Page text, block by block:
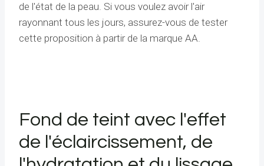
de l'état de la peau. Si vous voulez avoir l'air
rayonnant tous les jours, assurez-vous de tester
cette proposition à partir de la marque AA.
Fond de teint avec l'effet
de l'éclaircissement, de